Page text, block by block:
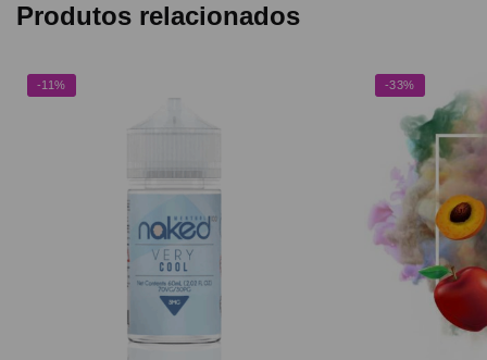
Produtos relacionados
-11% -33%